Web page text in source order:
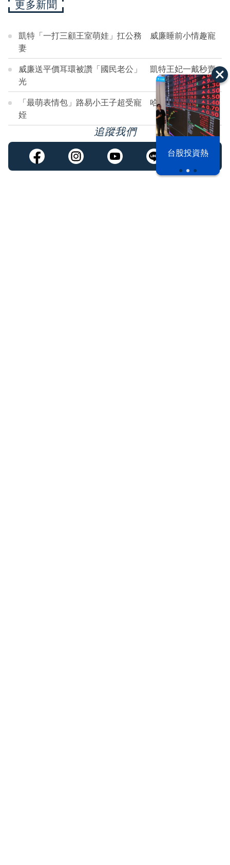
漢光42演習 台股投資熱
更多新聞
凱特「一打三顧王室萌娃」扛公務 威廉睡前小情趣寵
妻
威廉送平價耳環被讚「國民老公」 凱特王妃一戴秒賣
光
「最萌表情包」路易小王子超受寵 哈利砸30萬送禮寵
姪
追蹤我們